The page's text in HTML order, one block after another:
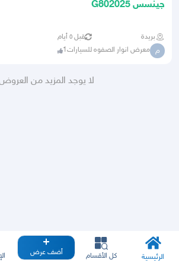
جينسس G802025
بريدة قبل ٥ أيام
م معرض انوار الصفوه للسيارات1
لا يوجد المزيد من
الرئيسية كل الأقسام أضف عرض